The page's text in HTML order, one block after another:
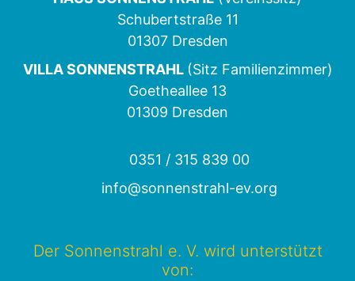
Schubertstraße 11
01307 Dresden
VILLA SONNENSTRAHL (Sitz Familienzimmer)
Goetheallee 13
01309 Dresden
0351 / 315 839 00
info@sonnenstrahl-ev.org
Der Sonnenstrahl e. V. wird unterstützt
von: